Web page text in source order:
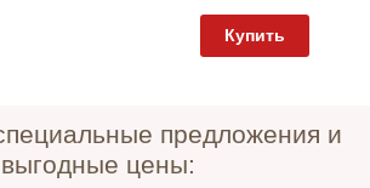
Купить
предложения и
выгодные цены: